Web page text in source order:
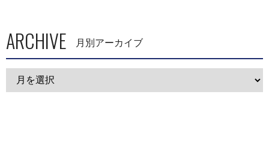
ARCHIVE 月別アーカイブ